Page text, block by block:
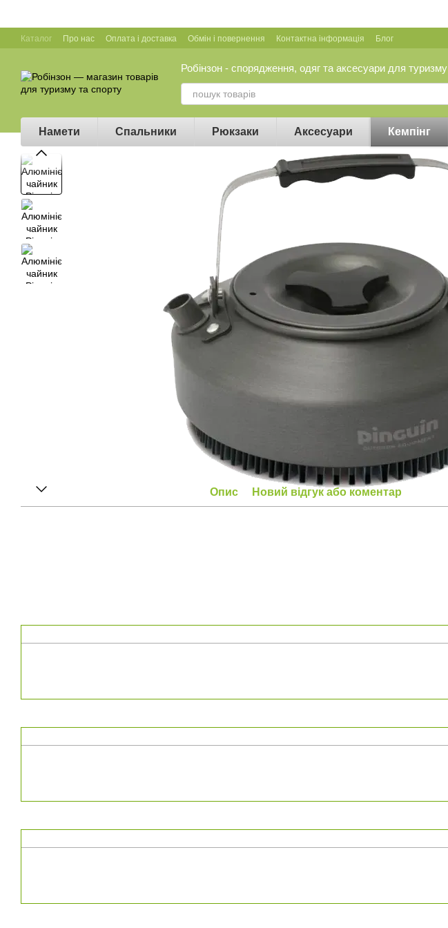
Каталог Про нас Оплата і доставка Обмін і повернення Контактна інформація Блог
Робінзон - спорядження, одяг та аксесуари для туризму
Намети Спальники Рюкзаки Аксесуари Кемпінг
Опис Новий відгук або коментар